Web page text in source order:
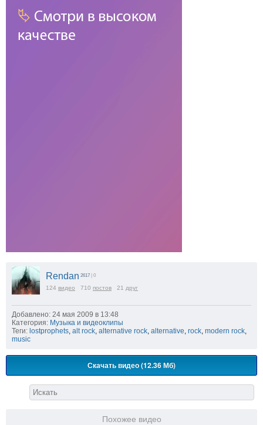
Rendan 2617 | 0
124 видео 710 постов 21 друг
Добавлено: 24 мая 2009 в 13:48
Категория: Музыка и видеоклипы
Теги: lostprophets alt rock alternative rock alternative rock modern rock
music
Скачать видео (12.36 Мб)
Похожее видео